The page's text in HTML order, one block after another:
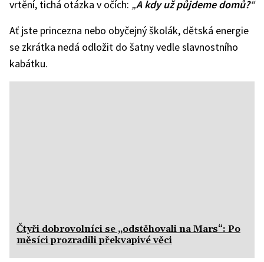
vrtění, tichá otázka v očích: „A kdy už půjdeme domů?“
Ať jste princezna nebo obyčejný školák, dětská energie
se zkrátka nedá odložit do šatny vedle slavnostního
kabátku.
Čtyři dobrovolníci se „odstěhovali na Mars“: Po
měsíci prozradili překvapivé věci